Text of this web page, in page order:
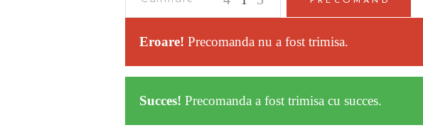
Eroare! Precomanda nu a fost trimisa.
Succes! Precomanda a fost trimisa cu succes.